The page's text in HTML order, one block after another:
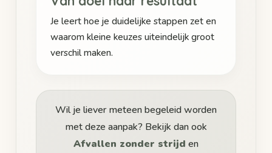
Je leert hoe je duidelijke stappen zet en
waarom kleine keuzes uiteindelijk groot
verschil maken.
Wil je liever meteen begeleid worden
met deze aanpak? Bekijk dan ook
Afvallen zonder strijd en